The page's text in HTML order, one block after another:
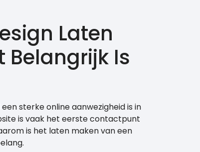
Laten
Belangrijk Is
sterke online aanwezigheid is in
is vaak het eerste contactpunt
is het laten maken van een